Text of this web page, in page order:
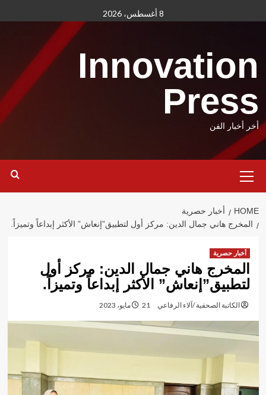
to
8 أغسطس، 2026
Innovation
Press
أخر أخبار الفن
Menu
HOME
أخبار حصرية
المخرج هاني جمال الدين: مركز أول لتطبيق”إنعاش” الأكثر إبداعاً وتميزاً.
أخبار حصرية
المخرج هاني جمال الدين: مركز أول
لتطبيق”إنعاش” الأكثر إبداعاً وتميزاً.
الكاتبة الصحفية /آلاء الرفاعي 21 مايو، 2023